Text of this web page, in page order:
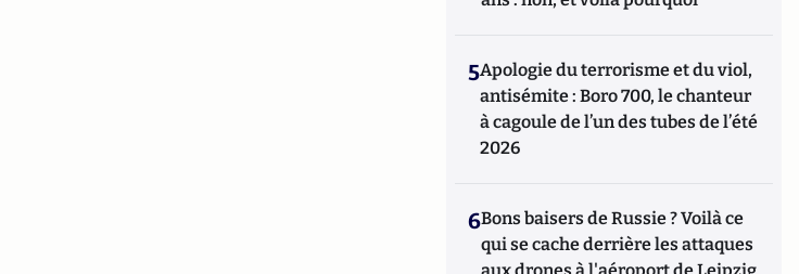
5Apologie du terrorisme et du viol,
antisémite : Boro 700, le chanteur
à cagoule de l’un des tubes de l’été
2026
6Bons baisers de Russie ? Voilà ce
qui se cache derrière les attaques